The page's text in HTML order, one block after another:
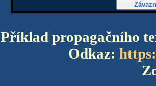
Příklad propagačního
Odkaz: